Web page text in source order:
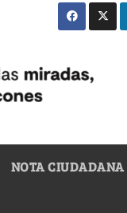
NOTA CIUDADANA